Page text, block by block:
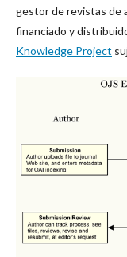
gestor de revistas de
financiado y
Knowledge Project